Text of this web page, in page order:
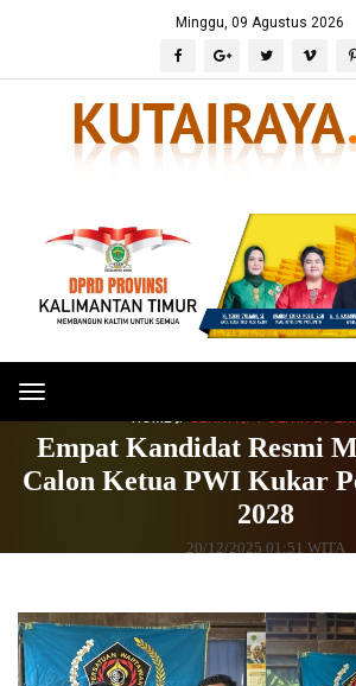
Minggu, 09 Agustus 2026
Toggle
navigation
Empat Kandidat Resmi
Calon Ketua PWI Kukar
2028
20/12/2025 01:51 WITA